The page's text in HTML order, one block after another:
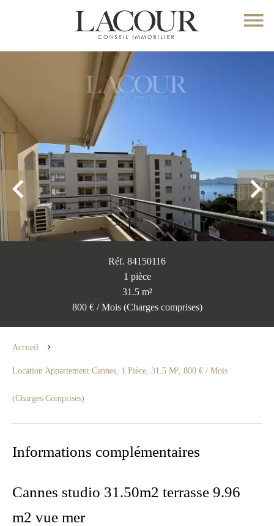
Réf. 84150116
1 pièce
31.5 m²
800 € / Mois (Charges comprises)
Accueil
Location Appartement Cannes, 1 Pièce, 31.5 M², 800 € / Mois
(Charges Comprises)
Informations complémentaires
Cannes studio 31.50m2 terrasse 9.96
m2 vue mer